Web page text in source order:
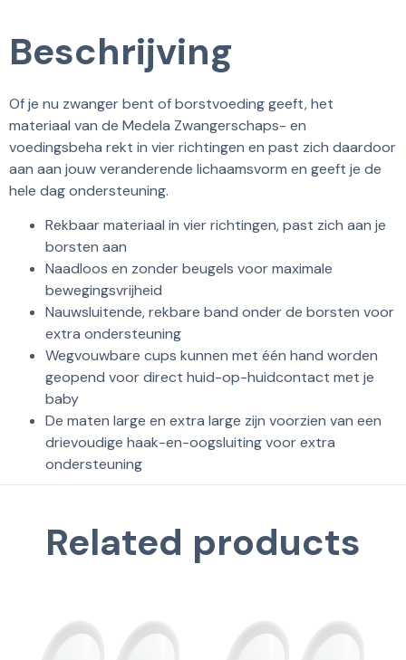
Beschrijving
Of je nu zwanger bent of borstvoeding geeft, het
materiaal van de Medela Zwangerschaps- en
voedingsbeha rekt in vier richtingen en past zich daardoor
aan aan jouw veranderende lichaamsvorm en geeft je de
hele dag ondersteuning.
Rekbaar materiaal in vier richtingen, past zich aan je
borsten aan
Naadloos en zonder beugels voor maximale
bewegingsvrijheid
Nauwsluitende, rekbare band onder de borsten voor
extra ondersteuning
Wegvouwbare cups kunnen met één hand worden
geopend voor direct huid-op-huidcontact met je
baby
De maten large en extra large zijn voorzien van een
drievoudige haak-en-oogsluiting voor extra
ondersteuning
Related products